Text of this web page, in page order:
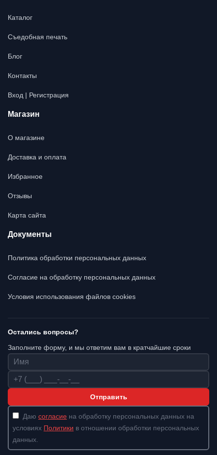
Каталог
Съедобная печать
Блог
Контакты
Вход | Регистрация
Магазин
О магазине
Доставка и оплата
Избранное
Отзывы
Карта сайта
Документы
Политика обработки персональных данных
Согласие на обработку персональных данных
Условия использования файлов cookies
Остались вопросы?
Заполните форму, и мы ответим вам в кратчайшие сроки
Имя
Телефон
Отправить
Даю согласие на обработку персональных данных на
условиях Политики в отношении обработки персональных
данных.